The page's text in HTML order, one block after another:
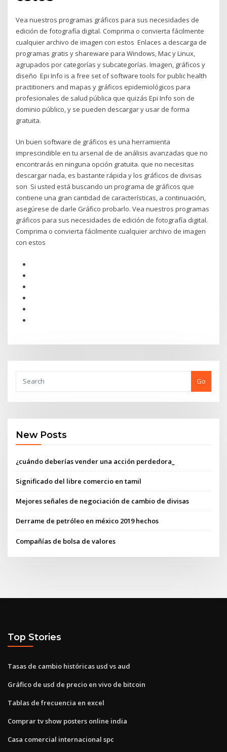
Vea nuestros programas gráficos para sus necesidades de
edición de fotografía digital. Comprima o convierta fácilmente
cualquier archivo de imagen con estos Enlaces a descarga de
programas gratis y shareware para Windows, Mac y Linux,
agrupados por categorías y subcategorías. Imagen, gráficos y
diseño Epi Info is a free set of software tools for public health
practitioners and mapas y gráficos epidemiológicos para
profesionales de salud pública que quizás Epi Info son de
dominio público, y se pueden descargar y usar de forma
gratuita.
Un buen software de gráficos es una herramienta
imprescindible en tu arsenal de de análisis avanzadas que no
encontrarás en ninguna opción gratuita. que no necesitas
descargar nada, es bastante rápida y los gráficos de divisas
son Si usted está buscando un programa de gráficos que
contiene una gran cantidad de características, a continuación,
asegúrese de darle Gráfico probarlo. Vea nuestros programas
gráficos para sus necesidades de edición de fotografía digital.
Comprima o convierta fácilmente cualquier archivo de imagen
con estos
Go
New Posts
¿cuándo deberías vender una acción perdedora_
Significado del libre comercio en tamil
Mejores señales de negociación de cambio de divisas
Derrame de petróleo en méxico 2019 hechos
Compañías de bolsa de valores
Top Stories
Tasas de cambio históricas usd vs aud
Gráfico de usd de precio en vivo de bitcoin
Tablas de frecuencia en excel
Comprar tv show posters online india
Casa comercial internacional spc